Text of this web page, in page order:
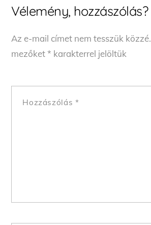
Vélemény, hozzászólás?
Az e-mail címet nem tesszük közzé.
mezőket* karakterrel jelöltük
Hozzászólás *